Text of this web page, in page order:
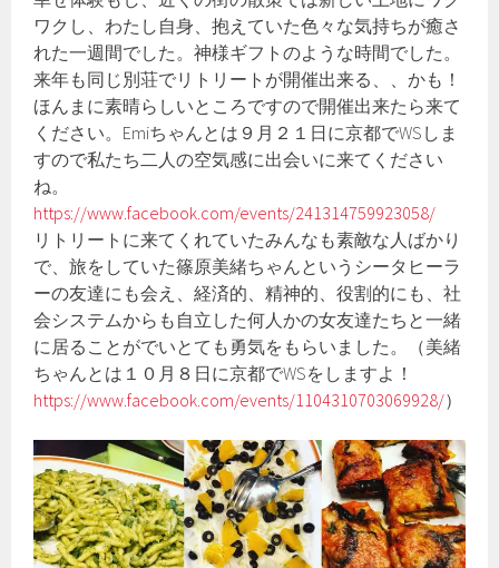
ワクし、わたし自身、抱えていた色々な気持ちが癒さ
れた一週間でした。神様ギフトのような時間でした。
来年も同じ別荘でリトリートが開催出来る、、かも！
ほんまに素晴らしいところですので開催出来たら来て
ください。Emiちゃんとは９月２１日に京都でWSしま
すので私たち二人の空気感に出会いに来てください
ね。
https://www.facebook.com/events/241314759923058/
リトリートに来てくれていたみんなも素敵な人ばかり
で、旅をしていた篠原美緒ちゃんというシータヒーラ
ーの友達にも会え、経済的、精神的、役割的にも、社
会システムからも自立した何人かの女友達たちと一緒
に居ることがでいとても勇気をもらいました。（美緒
ちゃんとは１０月８日に京都でWSをしますよ！
https://www.facebook.com/events/1104310703069928/）